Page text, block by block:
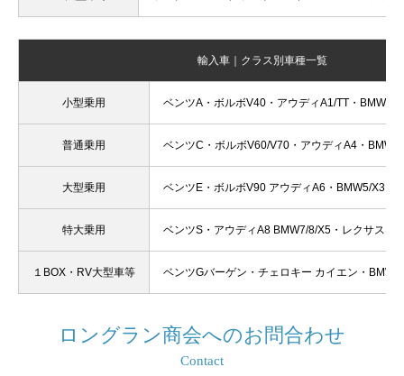
輸入車｜クラス別車種一覧
小型乗用 ベンツA・ボルボV40・アウディA1/TT・BMW１
普通乗用 ベンツC・ボルボV60/V70・アウディA4・
大型乗用 ベンツE・ボルボV90 アウディA6・BMW5/X3・
特大乗用 ベンツS・アウディA8 BMW7/8/X5・レクサスRX
１BOX・RV大型車等 ベンツGバーゲン・チェロキー カイエン・
ロングラン商会へのお問合わせ
Contact